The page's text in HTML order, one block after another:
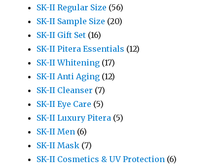
SK-II Regular Size (56)
SK-II Sample Size (20)
SK-II Gift Set (16)
SK-II Pitera Essentials (12)
SK-II Whitening (17)
SK-II Anti Aging (12)
SK-II Cleanser (7)
SK-II Eye Care (5)
SK-II Luxury Pitera (5)
SK-II Men (6)
SK-II Mask (7)
SK-II Cosmetics & UV Protection (6)